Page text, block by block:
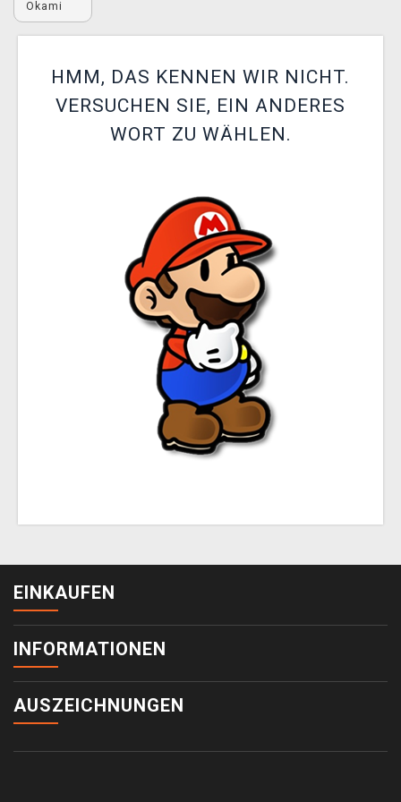
XZONE CLUB
Okami
HMM, DAS KENNEN WIR NICHT.
VERSUCHEN SIE, EIN ANDERES
WORT ZU WÄHLEN.
EINKAUFEN
INFORMATIONEN
AUSZEICHNUNGEN